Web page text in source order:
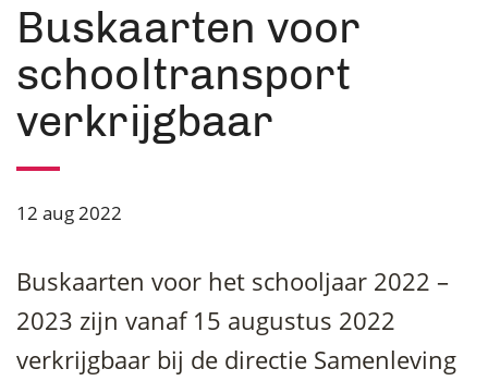
Buskaarten voor
schooltransport
verkrijgbaar
12 aug 2022
Buskaarten voor het schooljaar 2022 –
2023 zijn vanaf 15 augustus 2022
verkrijgbaar bij de directie Samenleving